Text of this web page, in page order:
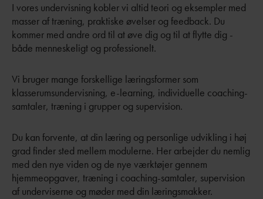
I vores undervisning kobler vi altid teori og eksempler med
masser af træning, praktiske øvelser og feedback. Du
kommer med andre ord til at øve dig og til at flytte dig -
både menneskeligt og professionelt.
Vi bruger mange forskellige læringsformer som
klasserumsundervisning, e-learning, individuelle coaching-
samtaler, træning i grupper og supervision.
Du kan forvente, at din læring og personlige udvikling i høj
grad finder sted mellem modulerne. Her arbejder du nemlig
med den nye viden og de nye værktøjer gennem
hjemmeopgaver, træning i coaching-samtaler, supervision
af underviserne og møder med din læringsmakker.